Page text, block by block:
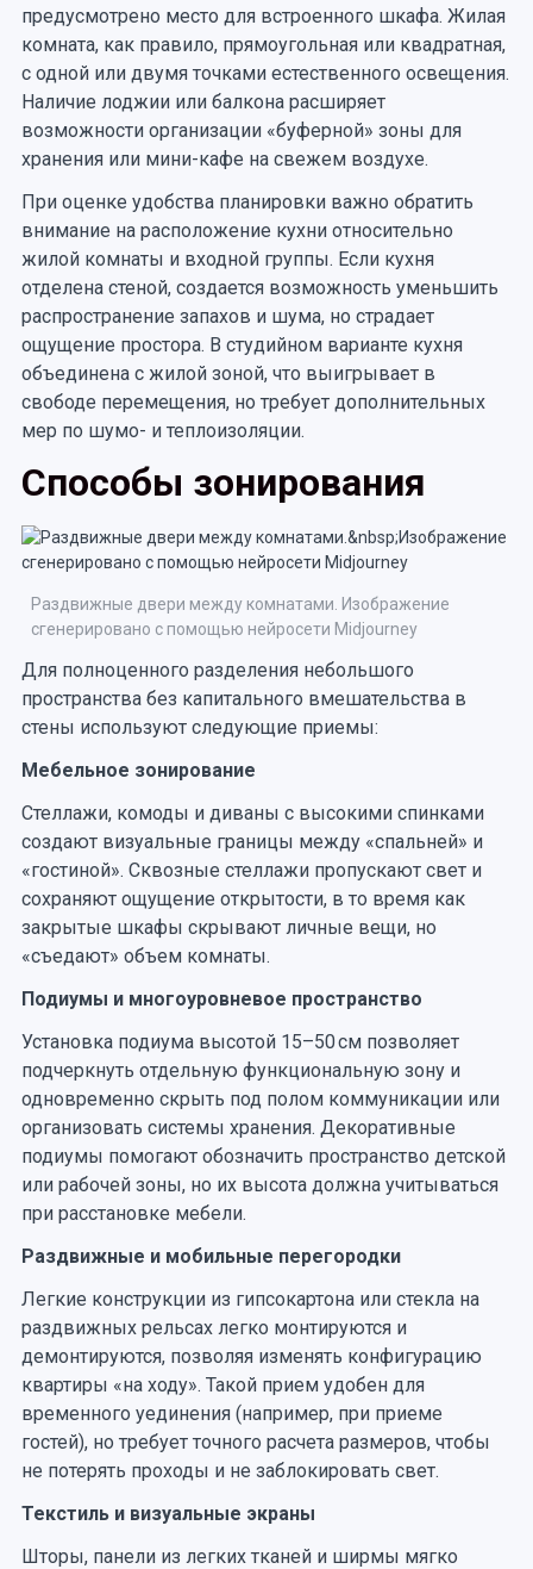
предусмотрено место для встроенного шкафа. Жилая
комната, как правило, прямоугольная или квадратная,
с одной или двумя точками естественного освещения.
Наличие лоджии или балкона расширяет
возможности организации «буферной» зоны для
хранения или мини-кафе на свежем воздухе.
При оценке удобства планировки важно обратить
внимание на расположение кухни относительно
жилой комнаты и входной группы. Если кухня
отделена стеной, создается возможность уменьшить
распространение запахов и шума, но страдает
ощущение простора. В студийном варианте кухня
объединена с жилой зоной, что выигрывает в
свободе перемещения, но требует дополнительных
мер по шумо- и теплоизоляции.
Способы зонирования
Раздвижные двери между комнатами. Изображение
сгенерировано с помощью нейросети Midjourney
Для полноценного разделения небольшого
пространства без капитального вмешательства в
стены используют следующие приемы:
Мебельное зонирование
Стеллажи, комоды и диваны с высокими спинками
создают визуальные границы между «спальней» и
«гостиной». Сквозные стеллажи пропускают свет и
сохраняют ощущение открытости, в то время как
закрытые шкафы скрывают личные вещи, но
«съедают» объем комнаты.
Подиумы и многоуровневое пространство
Установка подиума высотой 15–50 см позволяет
подчеркнуть отдельную функциональную зону и
одновременно скрыть под полом коммуникации или
организовать системы хранения. Декоративные
подиумы помогают обозначить пространство детской
или рабочей зоны, но их высота должна учитываться
при расстановке мебели.
Раздвижные и мобильные перегородки
Легкие конструкции из гипсокартона или стекла на
раздвижных рельсах легко монтируются и
демонтируются, позволяя изменять конфигурацию
квартиры «на ходу». Такой прием удобен для
временного уединения (например, при приеме
гостей), но требует точного расчета размеров, чтобы
не потерять проходы и не заблокировать свет.
Текстиль и визуальные экраны
Шторы, панели из легких тканей и ширмы мягко